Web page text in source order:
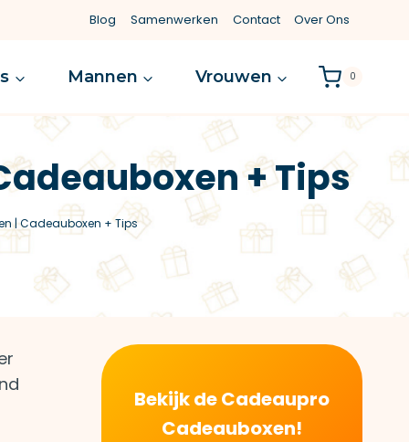
Blog Samenwerken Contact Over Ons
Mannen Vrouwen 0
+ Tips
| Cadeauboxen + Tips
Bekijk de Cadeaupro
Cadeauboxen!